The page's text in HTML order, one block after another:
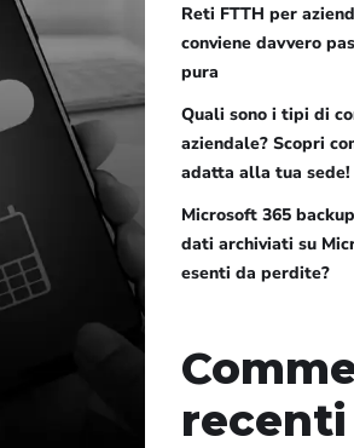
Reti FTTH per
conviene davvero
pura
Quali sono i tipi di
aziendale? Scopri
adatta alla tua sede!
Microsoft 365
dati archiviati su
esenti da perdite?
recenti